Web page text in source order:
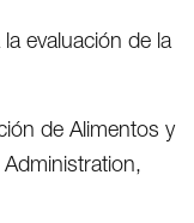
evaluación de la
de Alimentos y